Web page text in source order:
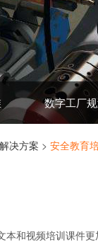
数字工厂
决方案 > 安全教育
本和视频培训课件